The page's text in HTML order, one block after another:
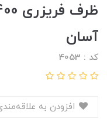
آسان
کد : 4053